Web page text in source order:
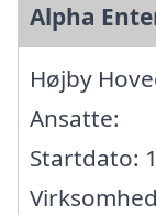
Alpha
Højby
Ansatte:
Startdato: